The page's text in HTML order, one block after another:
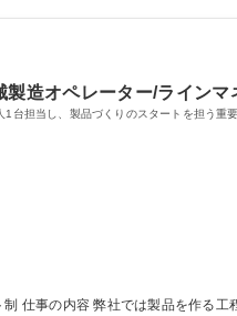
製造オペレーター/ラインマ
担当し、製品づくりのスタートを担う重要